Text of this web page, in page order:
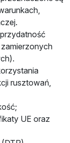
rusztowań,
UE oraz